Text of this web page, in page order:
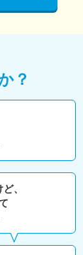
？
、